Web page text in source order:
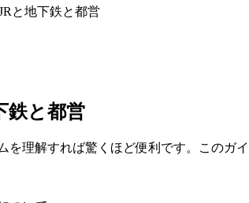
と地下鉄と都営
鉄と都営
を理解すれば驚くほど便利です。このガ